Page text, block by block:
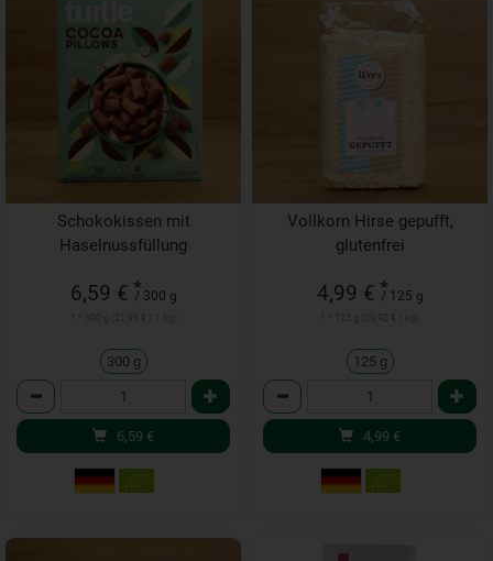
Schokokissen mit
Haselnussfüllung
6,59 € *
/ 300 g
300 g
Anzahl
6,59 €
Vollkorn Hirse gepufft,
glutenfrei
4,99 € *
/ 125 g
125 g
Anzahl
4,99 €